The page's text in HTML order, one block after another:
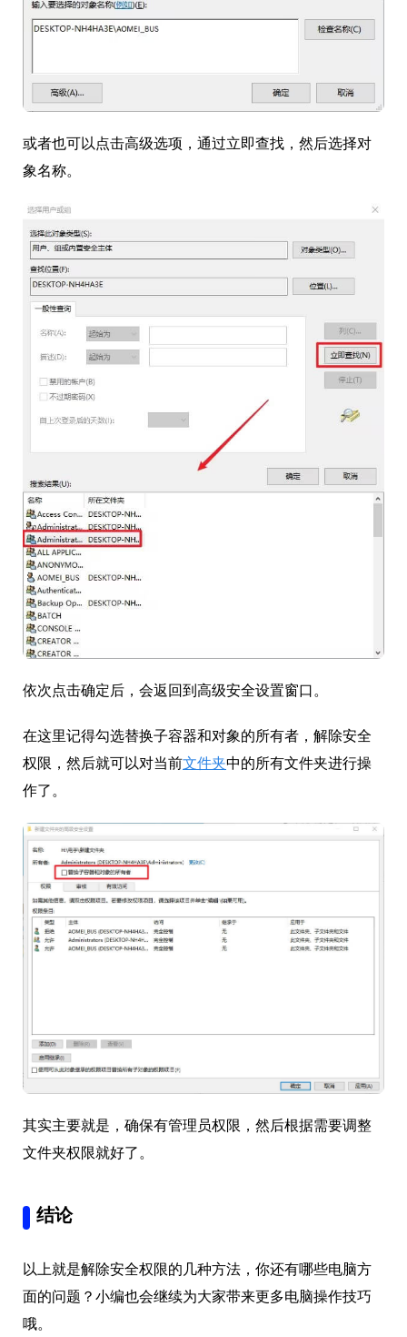
或者也可以点击高级选项，通过立即查找，然后选择对
象名称。
依次点击确定后，会返回到高级安全设置窗口。
在这里记得勾选替换子容器和对象的所有者，解除安全
权限，然后就可以对当前文件夹中的所有文件夹进行操
作了。
其实主要就是，确保有管理员权限，然后根据需要调整
文件夹权限就好了。
结论
以上就是解除安全权限的几种方法，你还有哪些电脑方
面的问题？小编也会继续为大家带来更多电脑操作技巧
哦。